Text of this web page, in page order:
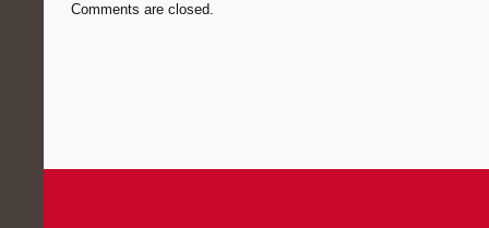
Comments are closed.